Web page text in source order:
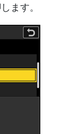
ます。